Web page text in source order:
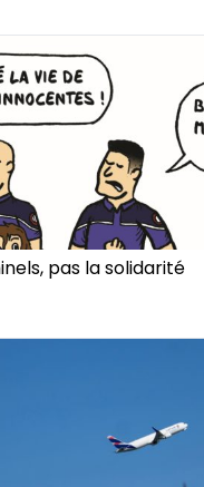
pas la solidarité